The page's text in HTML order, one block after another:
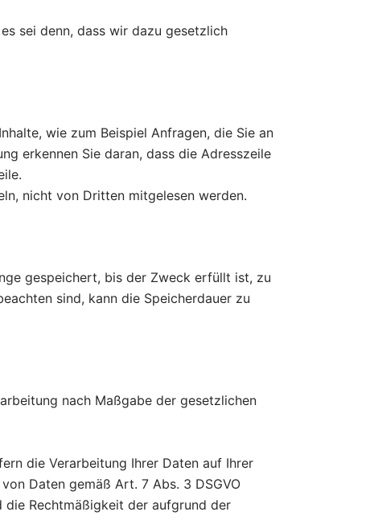
sei denn, dass wir dazu gesetzlich
wie zum Beispiel Anfragen, die Sie an
erkennen Sie daran, dass die Adresszeile
nicht von Dritten mitgelesen werden.
gespeichert, bis der Zweck erfüllt ist, zu
sind, kann die Speicherdauer zu
nach Maßgabe der gesetzlichen
die Verarbeitung Ihrer Daten auf Ihrer
Daten gemäß Art. 7 Abs. 3 DSGVO
Rechtmäßigkeit der aufgrund der